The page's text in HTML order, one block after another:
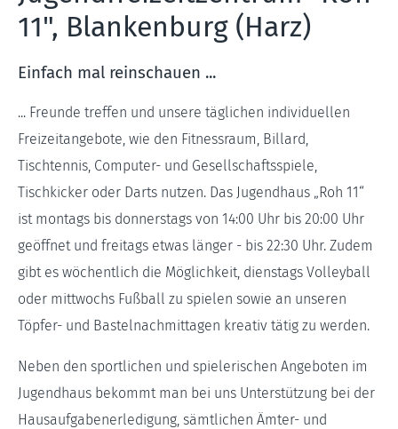
11", Blankenburg (Harz)
Einfach mal reinschauen ...
... Freunde treffen und unsere täglichen individuellen
Freizeitangebote, wie den Fitnessraum, Billard,
Tischtennis, Computer- und Gesellschaftsspiele,
Tischkicker oder Darts nutzen. Das Jugendhaus „Roh 11“
ist montags bis donnerstags von 14:00 Uhr bis 20:00 Uhr
geöffnet und freitags etwas länger - bis 22:30 Uhr. Zudem
gibt es wöchentlich die Möglichkeit, dienstags Volleyball
oder mittwochs Fußball zu spielen sowie an unseren
Töpfer- und Bastelnachmittagen kreativ tätig zu werden.
Neben den sportlichen und spielerischen Angeboten im
Jugendhaus bekommt man bei uns Unterstützung bei der
Hausaufgabenerledigung, sämtlichen Ämter- und